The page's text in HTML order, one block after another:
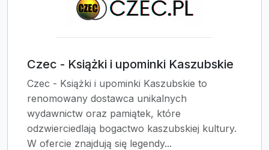
Czec - Książki i upominki Kaszubskie
Czec - Książki i upominki Kaszubskie to
renomowany dostawca unikalnych
wydawnictw oraz pamiątek, które
odzwierciedlają bogactwo kaszubskiej kultury.
W ofercie znajdują się legendy...